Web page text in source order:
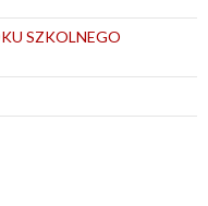
SZKOLNEGO